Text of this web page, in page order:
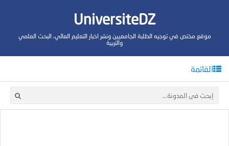
UniversiteDZ
موقع مختص في توجيه الطلبة الجامعيين ونشر اخبار التعليم العالي، البحث العلمي
والتربية
القائمة